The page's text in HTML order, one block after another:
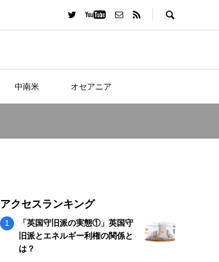
中南米 オセアニア
アクセスランキング
「英国守旧派の実態①」英国守
旧派とエネルギー利権の関係と
は？